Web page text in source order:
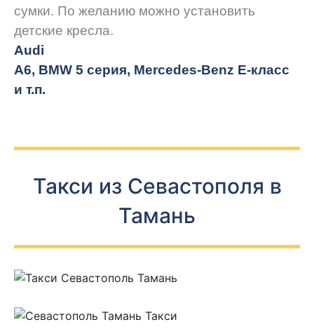
сумки. По желанию можно установить
детские кресла.
Audi
A6, BMW 5 серия, Mercedes-Benz E-класс
и т.п.
Такси из Севастополя в
Тамань